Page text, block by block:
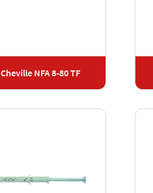
Cheville NFA 8-80 TF